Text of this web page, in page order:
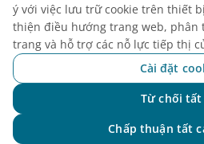
Tương Nam Đàn, đặc sản trứ
khéo léo, tỉ mỉ của
3. Đền Ông Hoàng Mười
ý với việc lưu trữ cookie trên thiết
thiện điều hướng trang web, phân
trang và hỗ trợ các nỗ lực tiếp thị
Cài đặt
Từ chối tất
Chấp thuận tất